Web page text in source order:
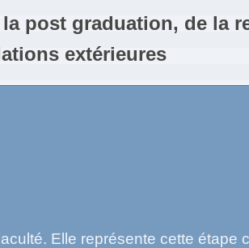
la post graduation, de
relations extérieures
Elle représente cette étape